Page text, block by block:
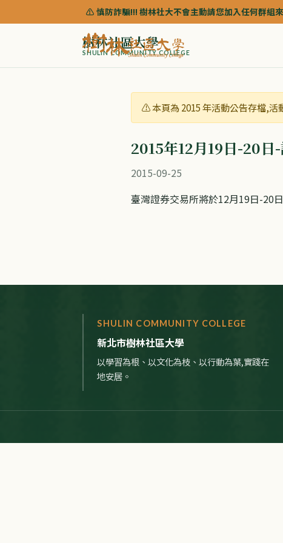
⚠️ 慎防詐騙!!! 樹林社大不會主動請您加入任何群組來
樹林社區大學
SHULIN COMMUNITY COLLEGE
⚠️ 本頁為 2015 年活動公告存檔,活
2015年12月19日-20日
2015-09-25
臺灣證券交易所將於12月19日-20
SHULIN COMMUNITY COLLEGE
新北市樹林社區大學
以學習為根、以文化為枝、以行動為葉,實踐在
地安居。